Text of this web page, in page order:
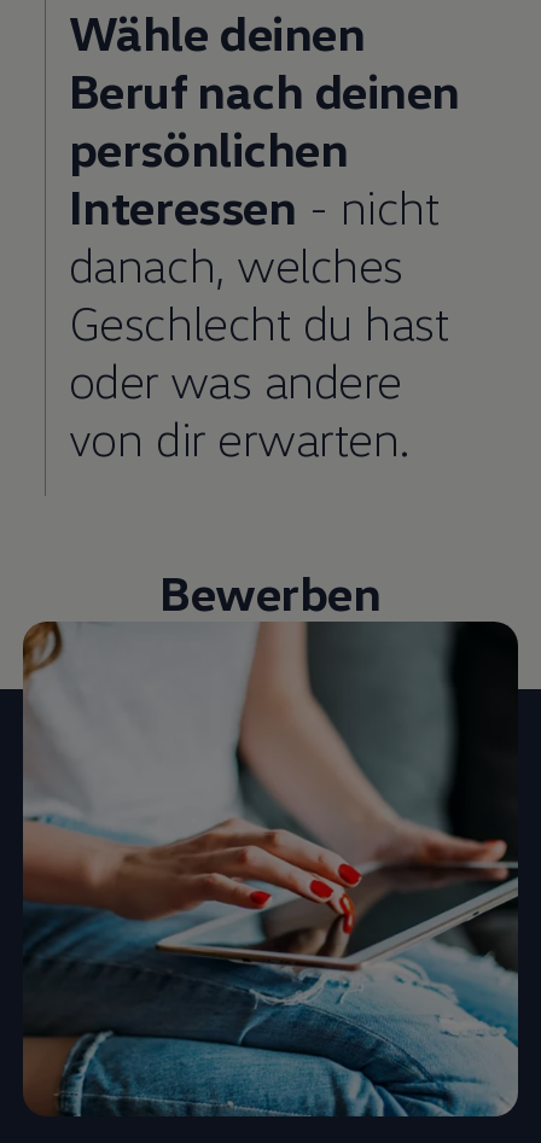
Wähle deinen
Beruf nach deinen
persönlichen
Interessen - nicht
danach, welches
Geschlecht du hast
oder was andere
von dir erwarten.
Bewerben